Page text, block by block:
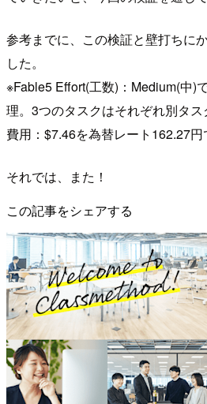
参考までに、この検証と壁打ちに
した。
※Fable5 Effort(工数)：Medium(中)
理。3つのタスクはそれぞれ別タ
費用：$7.46を為替レート162.27円
それでは、また！
この記事をシェアする